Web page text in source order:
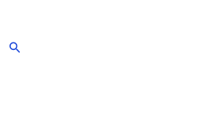
Pesquisar